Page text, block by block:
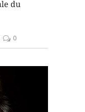
du
0